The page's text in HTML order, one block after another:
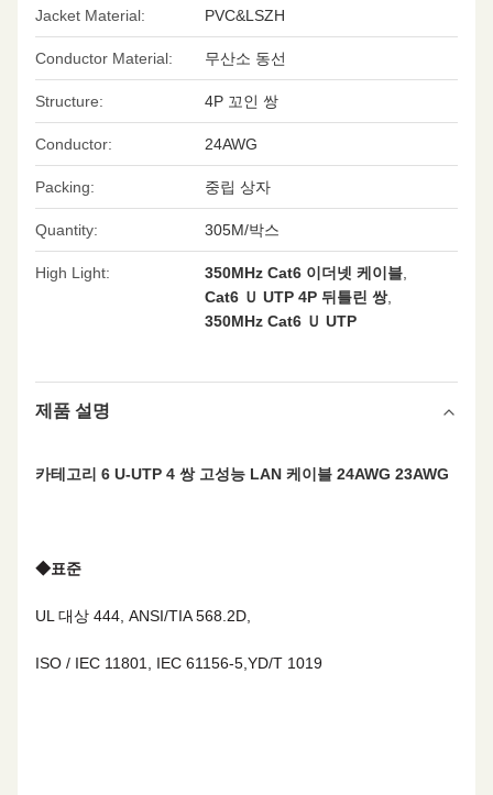
Jacket Material: PVC&LSZH
Conductor Material: 무산소 동선
Structure: 4P 꼬인 쌍
Conductor: 24AWG
Packing: 중립 상자
Quantity: 305M/박스
High Light: 350MHz Cat6 이더넷 케이블,
Cat6 Ｕ UTP 4P 뒤틀린 쌍,
350MHz Cat6 Ｕ UTP
제품 설명
카테고리 6 U-UTP 4 쌍 고성능 LAN 케이블 24AWG 23AWG
◆표준
UL 대상 444, ANSI/TIA 568.2D,
ISO / IEC 11801, IEC 61156-5,YD/T 1019